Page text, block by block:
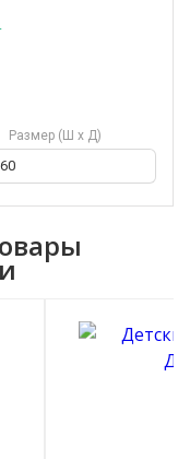
Размер (Ш х Д)